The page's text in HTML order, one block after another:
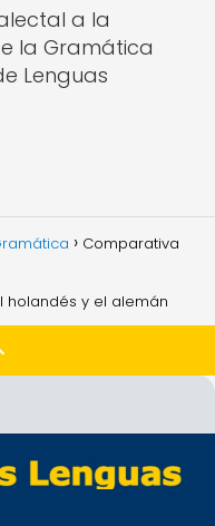
a la
la Gramática
Lenguas
Comparativa
holandés y el alemán